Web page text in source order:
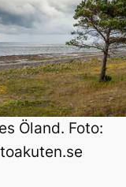
Öland. Foto: